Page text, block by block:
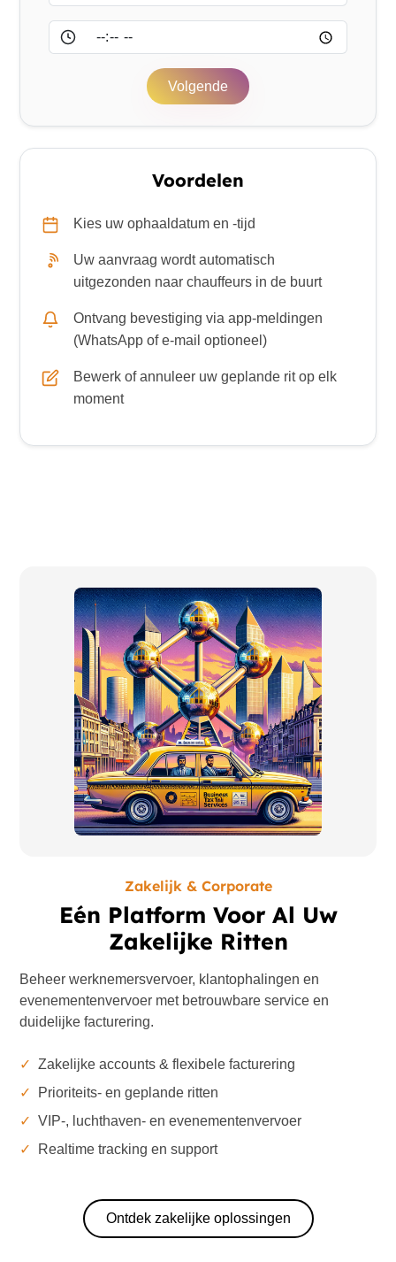
Volgende
Voordelen
Kies uw ophaaldatum en -tijd
Uw aanvraag wordt automatisch
uitgezonden naar chauffeurs in de buurt
Ontvang bevestiging via app-meldingen
(WhatsApp of e-mail optioneel)
Bewerk of annuleer uw geplande rit op elk
moment
Zakelijk & Corporate
Eén Platform Voor Al Uw
Zakelijke Ritten
Beheer werknemersvervoer, klantophalingen en
evenementenvervoer met betrouwbare service en
duidelijke facturering.
✓
Zakelijke accounts & flexibele facturering
✓
Prioriteits- en geplande ritten
✓
VIP-, luchthaven- en evenementenvervoer
✓
Realtime tracking en support
Ontdek zakelijke oplossingen